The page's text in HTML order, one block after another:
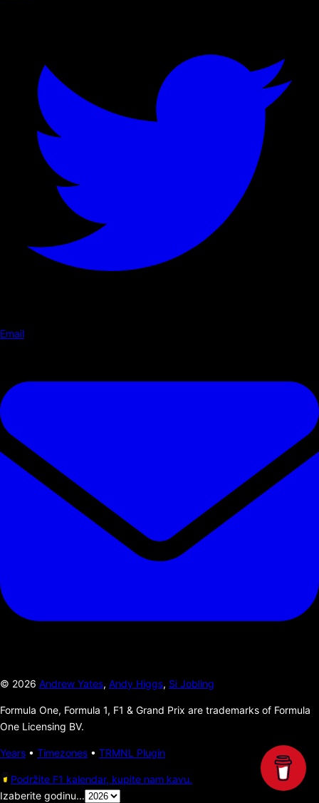
Email
© 2026 Andrew Yates, Andy Higgs, Si Jobling
Formula One, Formula 1, F1 & Grand Prix are trademarks of Formula
One Licensing BV.
Years • Timezones • TRMNL Plugin
Podržite F1 kalendar, kupite nam kavu.
Izaberite godinu...